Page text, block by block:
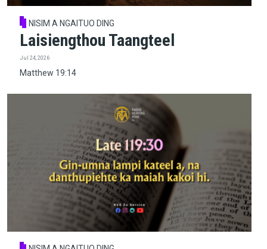
NISIM A NGAITUO DING
Laisiengthou Taangteel
Jul 24, 2026
Matthew 19:14